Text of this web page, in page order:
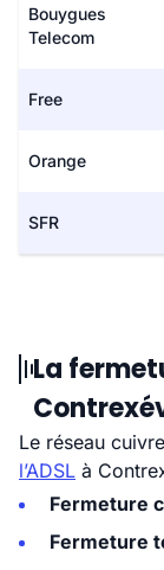
Bouygues
Telecom
Free
Orange
SFR
La
Le réseau
l’ADSL à
Fermeture
Fermeture